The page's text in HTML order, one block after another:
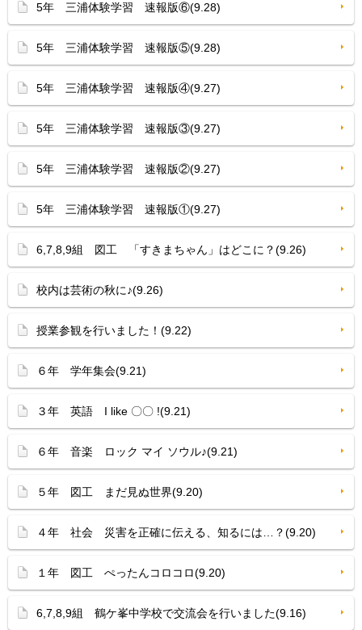
5年 三浦体験学習 速報版⑥(9.28)
5年 三浦体験学習 速報版⑤(9.28)
5年 三浦体験学習 速報版④(9.27)
5年 三浦体験学習 速報版③(9.27)
5年 三浦体験学習 速報版②(9.27)
5年 三浦体験学習 速報版①(9.27)
6,7,8,9組 図工 「すきまちゃん」はどこに？(9.26)
校内は芸術の秋に♪(9.26)
授業参観を行いました！(9.22)
６年 学年集会(9.21)
３年 英語 I like 〇〇 !(9.21)
６年 音楽 ロック マイ ソウル♪(9.21)
５年 図工 まだ見ぬ世界(9.20)
４年 社会 災害を正確に伝える、知るには…？(9.20)
１年 図工 ぺったんコロコロ(9.20)
6,7,8,9組 鶴ケ峯中学校で交流会を行いました(9.16)